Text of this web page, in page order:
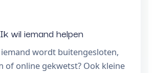
Ik wil iemand helpen
iemand wordt buitengesloten,
of online gekwetst? Ook kleine